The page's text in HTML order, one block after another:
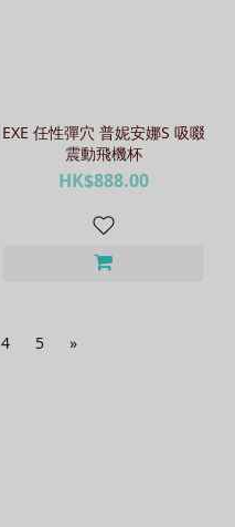
EXE 任性彈穴 普妮安娜S 吸啜
震動飛機杯
HK$888.00
4 5 »